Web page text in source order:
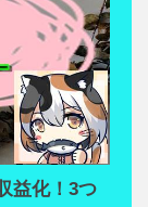
益化！3つ